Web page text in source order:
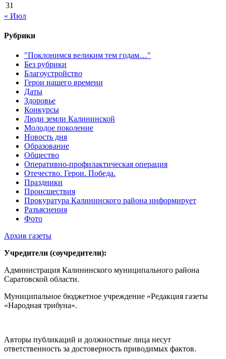
31
« Июл
Рубрики
"Поклонимся великим тем годам…"
Без рубрики
Благоустройство
Герои нашего времени
Даты
Здоровье
Конкурсы
Люди земли Калининской
Молодое поколение
Новость дня
Образование
Общество
Оперативно-профилактическая операция
Отечество. Герои. Победа.
Праздники
Происшествия
Прокуратура Калининского района информирует
Разъяснения
Фото
Архив газеты
Учредители (соучредители):
Администрация Калининского муниципального района
Саратовской области.
Муниципальное бюджетное учреждение «Редакция газеты
«Народная трибуна».
Авторы публикаций и должностные лица несут
ответственность за достоверность приводимых фактов.